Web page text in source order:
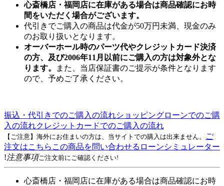
心斎橋店・福岡店に在庫がある場合は商品確認にお時
間をいただく場合がございます。
代引きでご購入の商品は代金が50万円未満、現金のみ
のお取り扱いとなります。
オーバーホール時のパーツ代やクレジットカード決済
の方、及び2006年11月以前にご購入の方は対象外とな
ります。
また、当店保証書のご提示が条件となります
ので、予めご了承ください。
振込・代引きでのご購入の流れショッピングローンでのご購
入の流れクレジットカードでのご購入の流れ
【ご注意】海外にお住まいの方は、当サイトでの購入は出来ません。
ご
注文はこちら この商品を問い合わせる ローンシミュレーター
!注意事項ご注文前にご確認ください!
心斎橋店・福岡店に在庫がある場合は商品確認にお時